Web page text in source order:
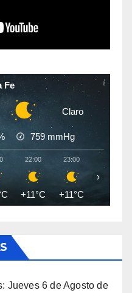
Fe
Claro
759 mmHg
22:00
+11°C
23:00
+11°C +10°C
›
Jueves 6 de Agosto de